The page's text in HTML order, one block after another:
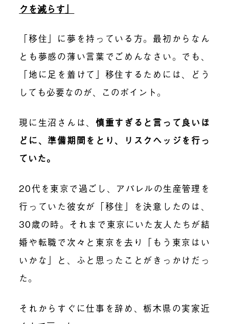
クを減らす」
「移住」に夢を持っている方。最初からなん
とも夢感の薄い言葉でごめんなさい。でも、
「地に足を着けて」移住するためには、どう
しても必要なのが、このポイント。
現に生沼さんは、 慎重すぎると言って良いほ
どに、準備期間をとり、リスクヘッジを行っ
ていた。
20代を東京で過ごし、アパレルの生産管理を
行っていた彼女が「移住」を決意したのは、
30歳の時。それまで東京にいた友人たちが結
婚や転職で次々と東京を去り「もう東京はい
いかな」と、ふと思ったことがきっかけだっ
た。
それからすぐに仕事を辞め、栃木県の実家近